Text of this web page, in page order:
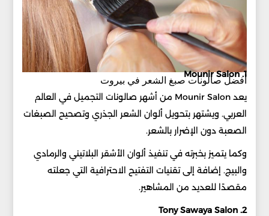
أفضل صالونات صبغ الشعر في بيروت
1. Mounir Salon
يعد Mounir Salon من أشهر صالونات التجميل في العالم
العربي. ويشتهر بتحويل ألوان الشعر الجذري وتصحيح الصبغات
الصعبة دون الإضرار بالشعر.
وكما يتميز بخبرته في تنفيذ ألوان الأشقر البلاتيني والرمادي
والبيج. إضافة إلى تقنيات التفتيح الاحترافية التي جعلته
مقصدًا للعديد من المشاهير.
2. Tony Sawaya Salon